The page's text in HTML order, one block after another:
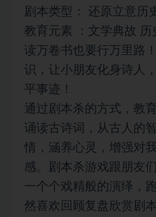
剧本类型： 还原立意历
教育元素 ：文学典故 历
读万卷书也要行万里路
识，让小朋友化身诗人
平事迹！
通过剧本杀的方式，教
诵读古诗词，从古人的
情，涵养心灵，增强对
感。剧本杀游戏跟朋友
一个个戏精般的演绎，
然喜欢回顾复盘欣赏剧